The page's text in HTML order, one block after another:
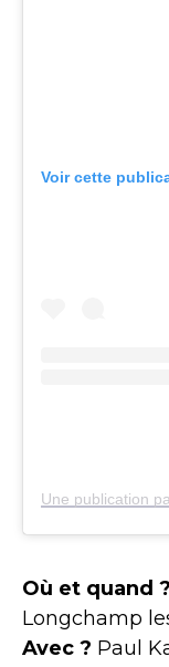
Voir cette
Où et quand ?
Longchamp
Avec ? Paul